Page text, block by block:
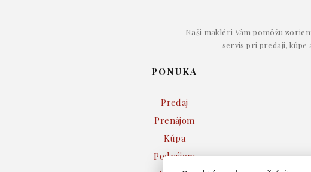
Naši makléri Vám pomôžu
servis pri predaji, kúpe
PONUKA
Predaj
Prenájom
Kúpa
Podnájom